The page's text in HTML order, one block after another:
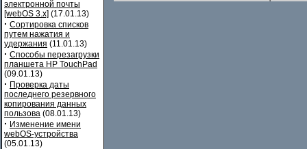
электронной почты
[webOS 3.x] (17.01.13)
· Сортировка списков
путем нажатия и
удержания (11.01.13)
· Способы перезагрузки
планшета HP TouchPad
(09.01.13)
· Проверка даты
последнего резервного
копирования данных
пользова (08.01.13)
· Изменение имени
webOS-устройства
(05.01.13)